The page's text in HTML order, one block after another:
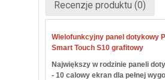
Recenzje produktu (0)
Wielofunkcyjny panel dotykowy
Smart Touch S10 grafitowy
Największy w rodzinie paneli
- 10 calowy ekran dla pełnej